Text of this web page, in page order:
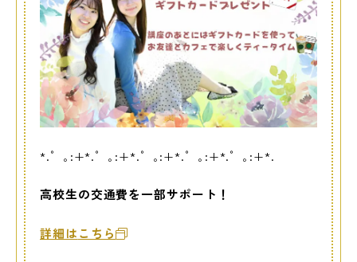
*.゜｡:+*.゜｡:+*.゜｡:+*.゜｡:+*.゜｡:+*.
高校生の交通費を一部サポート！
詳細はこちら